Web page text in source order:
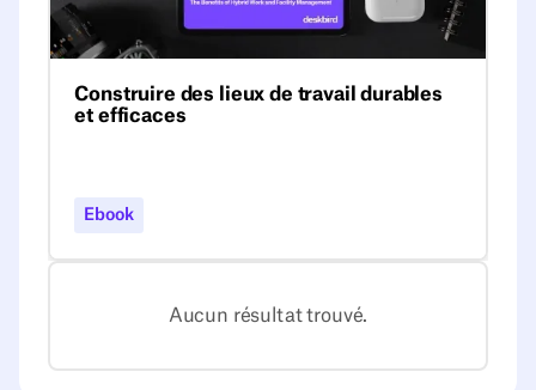
Construire des lieux de travail durables
et efficaces
hybride. Découvrez tout cela dans notre
Ebook
Aucun résultat trouvé.